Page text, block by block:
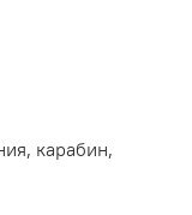
карабин,